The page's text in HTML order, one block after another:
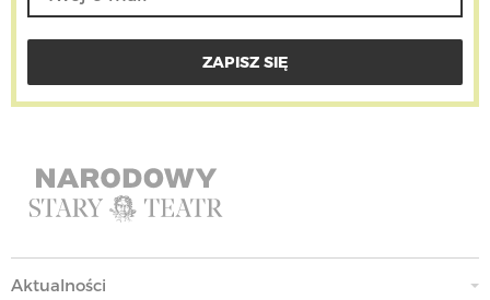
Aktualności